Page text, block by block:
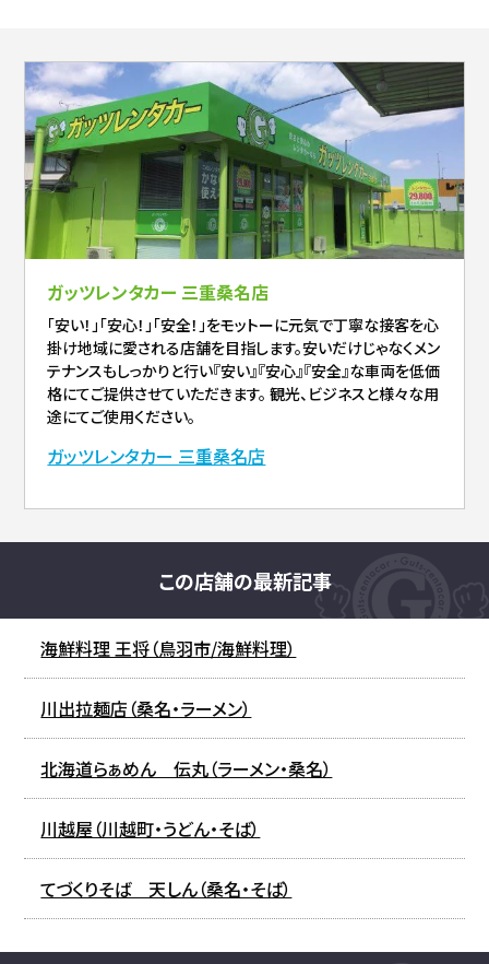
ガッツレンタカー 三重桑名店
「安い！」「安心！」「安全！」をモットーに元気で丁寧な接客を心
掛け地域に愛される店舗を目指します。安いだけじゃなくメン
テナンスもしっかりと行い『安い』『安心』『安全』な車両を低価
格にてご提供させていただきます。 観光、ビジネスと様々な用
途にてご使用ください。
ガッツレンタカー 三重桑名店
この店舗の最新記事
海鮮料理 王将（鳥羽市/海鮮料理）
川出拉麺店（桑名・ラーメン）
北海道らぁめん 伝丸（ラーメン・桑名）
川越屋（川越町・うどん・そば）
てづくりそば 天しん（桑名・そば）